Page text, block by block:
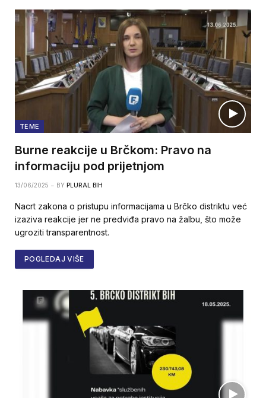
TEME
Burne reakcije u Brčkom: Pravo na
informaciju pod prijetnjom
13/06/2025 BY PLURAL BIH
Nacrt zakona o pristupu informacijama u Brčko distriktu već
izaziva reakcije jer ne predviđa pravo na žalbu, što može
ugroziti transparentnost.
POGLEDAJ VIŠE